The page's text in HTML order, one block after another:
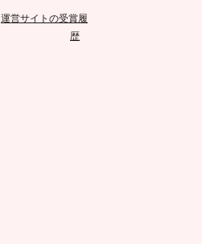
運営サイトの受賞履
歴